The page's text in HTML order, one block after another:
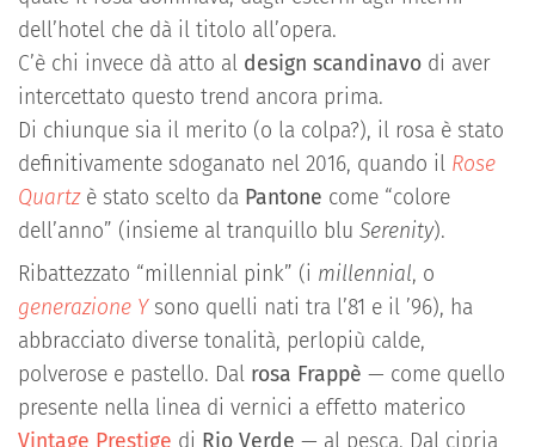
dell’hotel che dà il titolo all’opera.
C’è chi invece dà atto al design scandinavo di aver
intercettato questo trend ancora prima.
Di chiunque sia il merito (o la colpa?), il rosa è stato
definitivamente sdoganato nel 2016, quando il Rose
Quartzè stato scelto da Pantone come “colore
dell’anno” (insieme al tranquillo blu Serenity).
Ribattezzato “millennial pink” (i millennial, o
generazione Ysono quelli nati tra l’81 e il ’96), ha
abbracciato diverse tonalità, perlopiù calde,
polverose e pastello. Dal rosa Frappè — come quello
presente nella linea di vernici a effetto materico